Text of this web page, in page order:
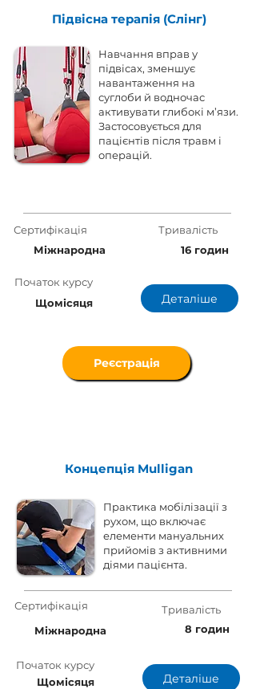
Підвісна терапія (Слінг)
Навчання вправ у
підвісах, зменшує
навантаження на
суглоби й водночас
активувати глибокі м’язи.
Застосовується для
пацієнтів після травм і
операцій.
Сертифікація
Міжнародна
Тривалість
16 годин
Початок курсу
Щомісяця
Деталіше
Реєстрація
Концепція Mulligan
Практика мобілізації з
рухом, що включає
елементи мануальних
прийомів з активними
діями пацієнта.
Сертифікація
Міжнародна
Тривалість
8 годин
Початок курсу
Щомісяця
Деталіше